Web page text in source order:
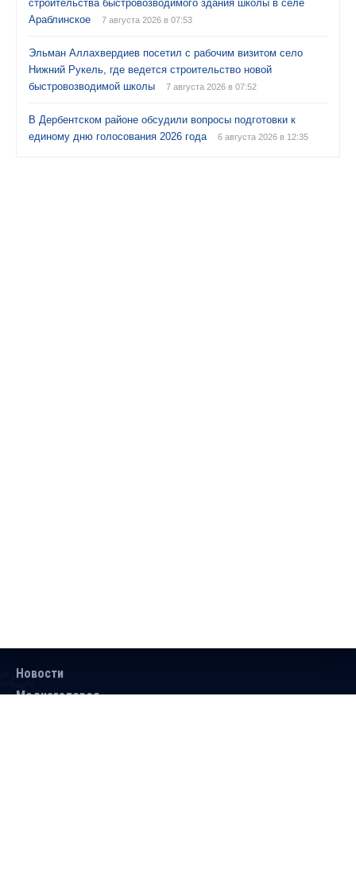
строительства быстровозводимого здания школы в селе
Араблинское
7 августа 2026 в 07:53
Эльман Аллахвердиев посетил с рабочим визитом село
Нижний Рукель, где ведется строительство новой
быстровозводимой школы
7 августа 2026 в 07:52
В Дербентском районе обсудили вопросы подготовки к
единому дню голосования 2026 года
6 августа 2026 в 12:35
Новости
Медиагалерея